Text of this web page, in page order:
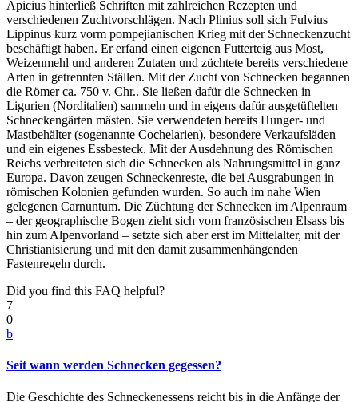
Apicius hinterließ Schriften mit zahlreichen Rezepten und
verschiedenen Zuchtvorschlägen. Nach Plinius soll sich Fulvius
Lippinus kurz vorm pompejianischen Krieg mit der Schneckenzucht
beschäftigt haben. Er erfand einen eigenen Futterteig aus Most,
Weizenmehl und anderen Zutaten und züchtete bereits verschiedene
Arten in getrennten Ställen. Mit der Zucht von Schnecken begannen
die Römer ca. 750 v. Chr.. Sie ließen dafür die Schnecken in
Ligurien (Norditalien) sammeln und in eigens dafür ausgetüftelten
Schneckengärten mästen. Sie verwendeten bereits Hunger- und
Mastbehälter (sogenannte Cochelarien), besondere Verkaufsläden
und ein eigenes Essbesteck. Mit der Ausdehnung des Römischen
Reichs verbreiteten sich die Schnecken als Nahrungsmittel in ganz
Europa. Davon zeugen Schneckenreste, die bei Ausgrabungen in
römischen Kolonien gefunden wurden. So auch im nahe Wien
gelegenen Carnuntum. Die Züchtung der Schnecken im Alpenraum
– der geographische Bogen zieht sich vom französischen Elsass bis
hin zum Alpenvorland – setzte sich aber erst im Mittelalter, mit der
Christianisierung und mit den damit zusammenhängenden
Fastenregeln durch.
Did you find this FAQ helpful?
7
0
b
Seit wann werden Schnecken gegessen?
Die Geschichte des Schneckenessens reicht bis in die Anfänge der